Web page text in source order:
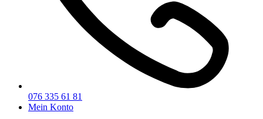
076 335 61 81
Mein Konto